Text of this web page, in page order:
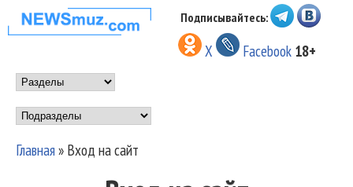
Перейти к основному
содержанию
НОВОСТИ
МУЗЫКИ И
ШОУ БИЗНЕСА
NEWSMUZ.COM
Подписывайтесь:
X Facebook 18+
Main menu
Подразделы
Вы здесь
Главная» Вход на сайт